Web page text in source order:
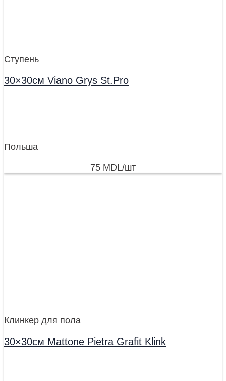
Ступень
30×30см Viano Grys St.Pro
Польша
75 MDL/шт
Клинкер для пола
30×30см Mattone Pietra Grafit Klink